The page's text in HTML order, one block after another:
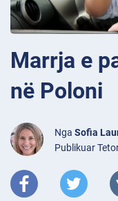
Marrja e
në Poloni
Nga Sofia
Publikuar